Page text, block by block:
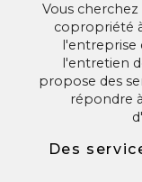
Vous
copropriété
l'entreprise
l'entretien
propose des
répondre
Des